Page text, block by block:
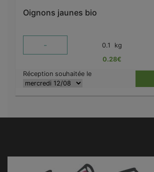
Oignons jaunes bio
- 0.1 kg
0.28€
Réception souhaitée le